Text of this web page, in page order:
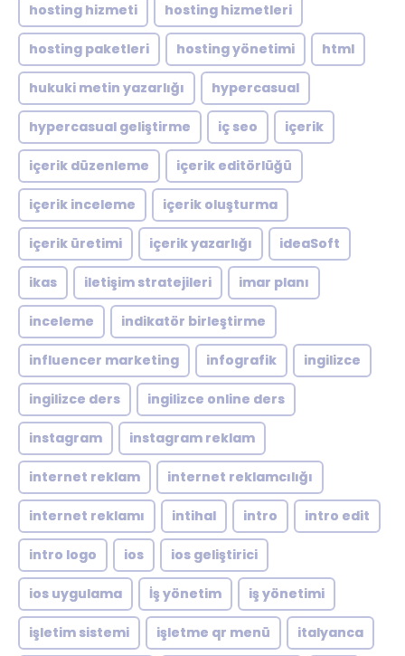
hosting hizmeti hosting hizmetleri
hosting paketleri hosting yönetimi html
hukuki metin yazarlığı hypercasual
hypercasual geliştirme iç seo içerik
içerik düzenleme içerik editörlüğü
içerik inceleme içerik oluşturma
içerik üretimi içerik yazarlığı ideaSoft
ikas iletişim stratejileri imar planı
inceleme indikatör birleştirme
influencer marketing infografik ingilizce
ingilizce ders ingilizce online ders
instagram instagram reklam
internet reklam internet reklamcılığı
internet reklamı intihal intro intro edit
intro logo ios ios geliştirici
ios uygulama İş yönetim iş yönetimi
işletim sistemi işletme qr menü italyanca